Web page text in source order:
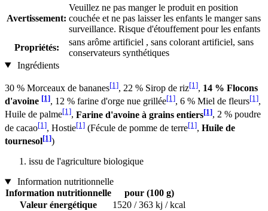
Avertissement:
Veuillez ne pas manger le produit en position
couchée et ne pas laisser les enfants le manger sans
surveillance. Risque d'étouffement pour les enfants
Propriétés:
sans arôme artificiel , sans colorant artificiel, sans
conservateurs synthétiques
Ingrédients
30 % Morceaux de bananes[1], 22 % Sirop de riz[1], 14 % Flocons
d'avoine [1], 12 % farine d'orge nue grillée[1], 6 % Miel de fleurs[1],
Huile de palme[1], Farine d'avoine à grains entiers[1], 2 % poudre
de cacao[1], Hostie[1] (Fécule de pomme de terre[1], Huile de
tournesol[1])
issu de l'agriculture biologique
Information nutritionnelle
Information nutritionnelle
pour (100 g)
Valeur énergétique
1520 / 363 kj / kcal